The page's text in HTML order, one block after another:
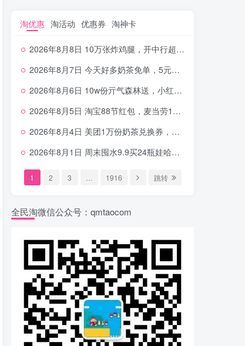
淘优惠 淘活动 优惠券 淘神卡
2026年8月8日 10万张炸鸡腿，开中行超给利，美团奶茶0.01，加油券，千问1.8~18.8体验金等
2026年8月7日 今天好多奶茶免单，5元农行省钱卡，京东抢0.01沪上，邮储5.88元等
2026年8月6日 10w份亓气森林送，小红书12元无门槛，中行电费30-10，0元柠檬水+0撸汉堡等
2026年8月5日 淘宝88节红包，麦当劳150万份柠檬水，三万份瑞幸免单，霸王9万份0.01券等
2026年8月4日 美团1万份奶茶兑换券，农行5E卡，中行支付超给利，美团领18个冰激凌，小米每天领2-6元等等
2026年8月1日 周末囤水9.9买24瓶娃哈哈，建行100元京东券，移动5元话费，麦当劳甜筒，交行立减金等
1 2 3 1916 跳转
全民淘微信公众号：qmtaocom